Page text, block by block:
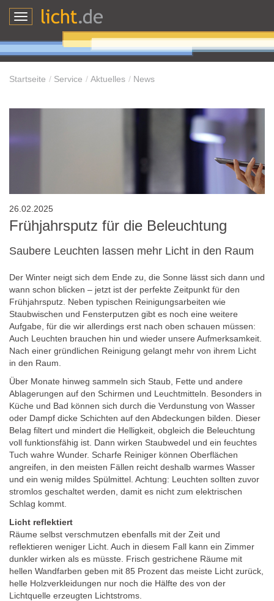
Toggle
Startseite Service Aktuelles News
26.02.2025
Frühjahrsputz für die Beleuchtung
Saubere Leuchten lassen mehr Licht in den Raum
Der Winter neigt sich dem Ende zu, die Sonne lässt sich dann und
wann schon blicken – jetzt ist der perfekte Zeitpunkt für den
Frühjahrsputz. Neben typischen Reinigungsarbeiten wie
Staubwischen und Fensterputzen gibt es noch eine weitere
Aufgabe, für die wir allerdings erst nach oben schauen müssen:
Auch Leuchten brauchen hin und wieder unsere Aufmerksamkeit.
Nach einer gründlichen Reinigung gelangt mehr von ihrem Licht
in den Raum.
Über Monate hinweg sammeln sich Staub, Fette und andere
Ablagerungen auf den Schirmen und Leuchtmitteln. Besonders in
Küche und Bad können sich durch die Verdunstung von Wasser
oder Dampf dicke Schichten auf den Abdeckungen bilden. Dieser
Belag filtert und mindert die Helligkeit, obgleich die Beleuchtung
voll funktionsfähig ist. Dann wirken Staubwedel und ein feuchtes
Tuch wahre Wunder. Scharfe Reiniger können Oberflächen
angreifen, in den meisten Fällen reicht deshalb warmes Wasser
und ein wenig mildes Spülmittel. Achtung: Leuchten sollten zuvor
stromlos geschaltet werden, damit es nicht zum elektrischen
Schlag kommt.
Licht reflektiert
Räume selbst verschmutzen ebenfalls mit der Zeit und
reflektieren weniger Licht. Auch in diesem Fall kann ein Zimmer
dunkler wirken als es müsste. Frisch gestrichene Räume mit
hellen Wandfarben geben mit 85 Prozent das meiste Licht zurück,
helle Holzverkleidungen nur noch die Hälfte des von der
Lichtquelle erzeugten Lichtstroms.